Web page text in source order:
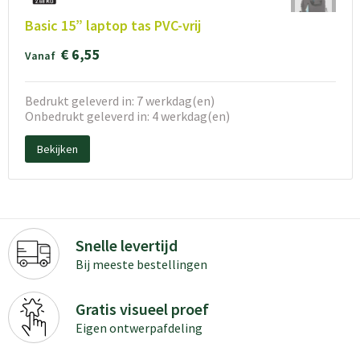
Basic 15” laptop tas PVC-vrij
Vanaf € 6,55
Bedrukt geleverd in: 7 werkdag(en)
Onbedrukt geleverd in: 4 werkdag(en)
Bekijken
Snelle levertijd
Bij meeste bestellingen
Gratis visueel proef
Eigen ontwerpafdeling